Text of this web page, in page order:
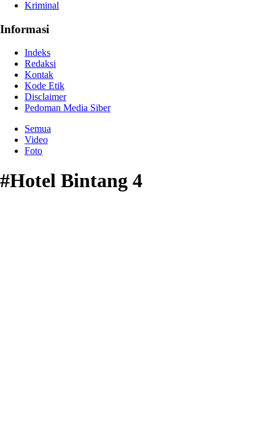
Kriminal
Informasi
Indeks
Redaksi
Kontak
Kode Etik
Disclaimer
Pedoman Media Siber
Semua
Video
Foto
#Hotel Bintang 4